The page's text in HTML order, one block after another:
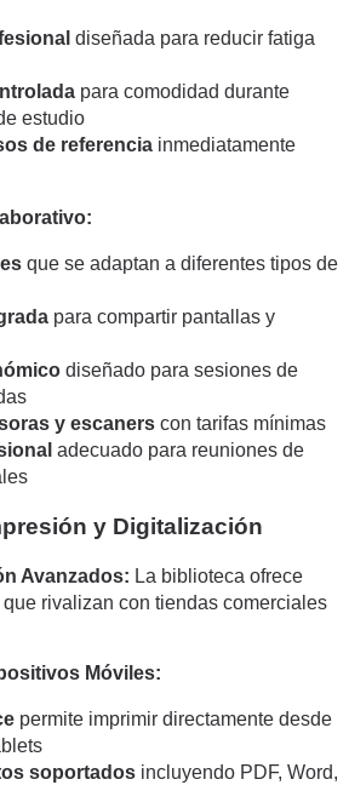
diseñada para reducir fatiga
para comodidad durante
estudio
de referencia inmediatamente
que se adaptan a diferentes tipos de
para compartir pantallas y
diseñado para sesiones de
y escaners con tarifas mínimas
adecuado para reuniones de
y Digitalización
Avanzados: La biblioteca ofrece
rivalizan con tiendas comerciales
Móviles:
permite imprimir directamente desde
soportados incluyendo PDF, Word,